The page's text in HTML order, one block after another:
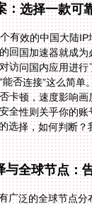
：选择一款可
有效的中国大陆
回国加速器就成
访问国内应用进
能否连接”这么简
卡顿，速度影响
全性则关乎你的
选择，如何判断
与全球节点：
广泛的全球节点分
推荐最优线路。这
，系统都能自动为
至国内服务器。这
开公共网络的拥堵
仅限大陆直播的比